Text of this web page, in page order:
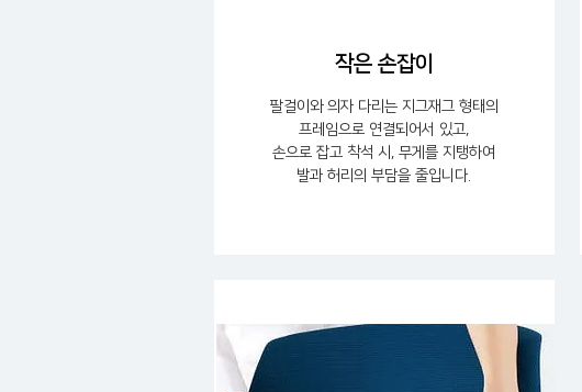
작은 손잡이
팔걸이와 의자 다리는 지그재그 형태의
프레임으로 연결되어서 있고,
손으로 잡고 착석 시, 무게를 지탱하여
발과 허리의 부담을 줄입니다.